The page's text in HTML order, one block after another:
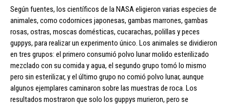
Según fuentes, los científicos de la NASA eligieron varias especies de
animales, como codornices japonesas, gambas marrones, gambas
rosas, ostras, moscas domésticas, cucarachas, polillas y peces
guppys, para realizar un experimento único. Los animales se dividieron
en tres grupos: el primero consumió polvo lunar molido esterilizado
mezclado con su comida y agua, el segundo grupo tomó lo mismo
pero sin esterilizar, y el último grupo no comió polvo lunar, aunque
algunos ejemplares caminaron sobre las muestras de roca. Los
resultados mostraron que solo los guppys murieron, pero se